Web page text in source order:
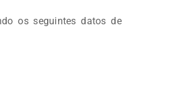
os seguintes datos de